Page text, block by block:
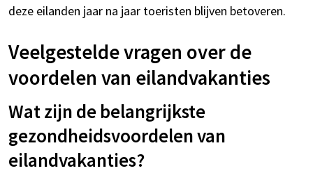
deze eilanden jaar na jaar toeristen blijven betoveren.
Veelgestelde vragen over de
voordelen van eilandvakanties
Wat zijn de belangrijkste
gezondheidsvoordelen van
eilandvakanties?